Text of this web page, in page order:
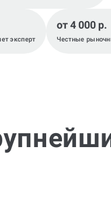
эксперт
от 4 000 р.
Честные